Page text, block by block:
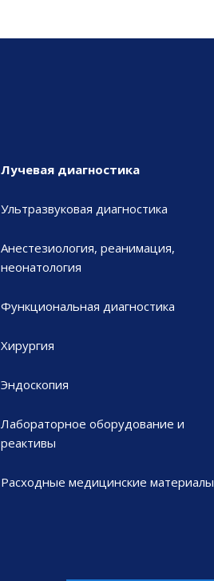
Лучевая диагностика
Ультразвуковая диагностика
Анестезиология, реанимация,
неонатология
Функциональная диагностика
Хирургия
Эндоскопия
Лабораторное оборудование и
реактивы
Расходные медицинские материалы